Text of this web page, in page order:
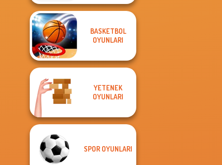
BASKETBOL
OYUNLARI
YETENEK
OYUNLARI
SPOR OYUNLARI